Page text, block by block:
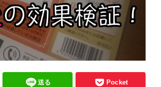
送る Pocket